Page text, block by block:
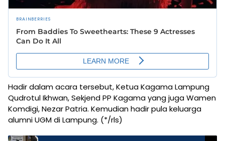
Hadir dalam acara tersebut, Ketua Kagama Lampung
Qudrotul Ikhwan, Sekjend PP Kagama yang juga Wamen
Komdigi, Nezar Patria. Kemudian hadir pula keluarga
alumni UGM di Lampung. (*/rls)